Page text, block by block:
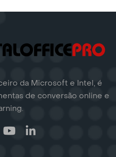
da Microsoft e Intel, é
de conversão online e